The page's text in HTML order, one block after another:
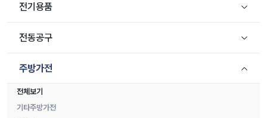
전기용품
전동공구
주방가전
전체보기
기타주방가전